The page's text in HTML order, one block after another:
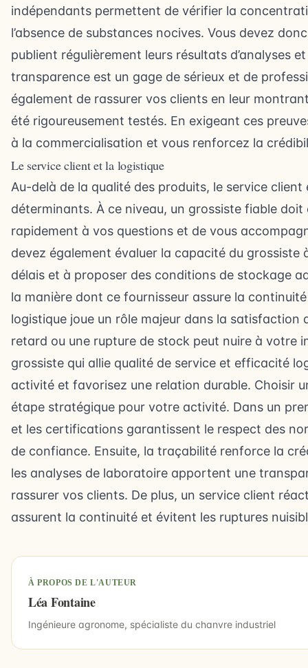
indépendants permettent de vérifier la
l’absence de substances nocives. Vous devez
publient régulièrement leurs résultats d’analyses
transparence est un gage de sérieux et de
également de rassurer vos clients en leur
été rigoureusement testés. En exigeant ces
à la commercialisation et vous renforcez la
Le service client et la logistique
Au-delà de la qualité des produits, le service
déterminants. À ce niveau, un grossiste fiable
rapidement à vos questions et de vous
devez également évaluer la capacité du grossiste
délais et à proposer des conditions de stockage
la manière dont ce fournisseur assure la
logistique joue un rôle majeur dans la satisfaction
retard ou une rupture de stock peut nuire à votre
grossiste qui allie qualité de service et efficacité
activité et favorisez une relation durable. Choisir
étape stratégique pour votre activité. Dans un
et les certifications garantissent le respect des
de confiance. Ensuite, la traçabilité renforce la
les analyses de laboratoire apportent une
rassurer vos clients. De plus, un service client
assurent la continuité et évitent les ruptures
À PROPOS DE L'AUTEUR
Léa Fontaine
Ingénieure agronome, spécialiste du chanvre industriel